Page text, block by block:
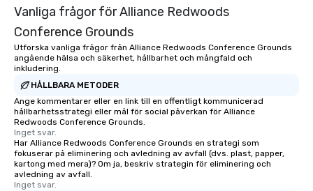
Vanliga frågor för Alliance Redwoods
Conference Grounds
Utforska vanliga frågor från Alliance Redwoods Conference Grounds
angående hälsa och säkerhet, hållbarhet och mångfald och
inkludering.
HÅLLBARA METODER
Ange kommentarer eller en link till en offentligt kommunicerad
hållbarhetsstrategi eller mål för social påverkan för Alliance
Redwoods Conference Grounds.
Inget svar.
Har Alliance Redwoods Conference Grounds en strategi som
fokuserar på eliminering och avledning av avfall (dvs. plast, papper,
kartong med mera)? Om ja, beskriv strategin för eliminering och
avledning av avfall.
Inget svar.